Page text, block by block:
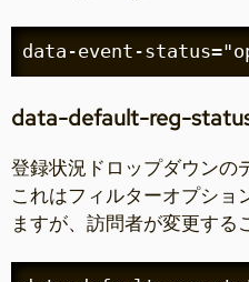
data-event-
data-default-reg-
登録状況ドロップダウンの
これはフィルターオプショ
ますが、訪問者が変更する